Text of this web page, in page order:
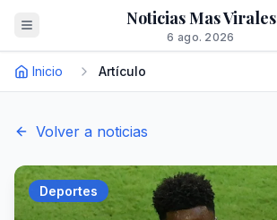
Noticias Mas Virales
6 ago. 2026
Inicio Artículo
Volver a noticias
Deportes